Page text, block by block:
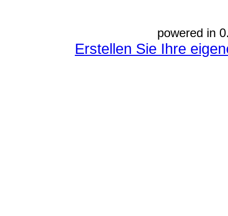
powered in
Erstellen Sie Ihre